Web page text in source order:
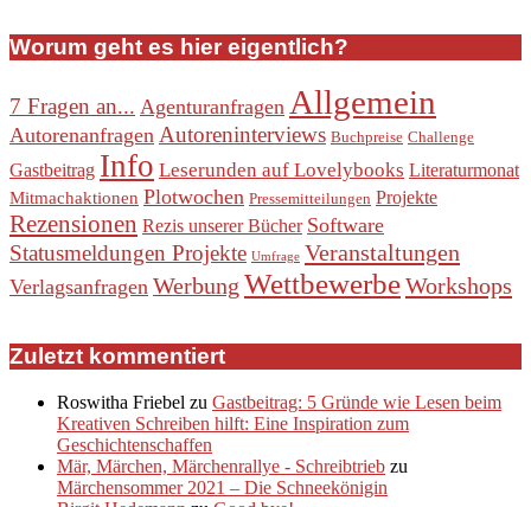
Worum geht es hier eigentlich?
7 Fragen an... Agenturanfragen Allgemein
Autorenanfragen Autoreninterviews Buchpreise Challenge
Gastbeitrag Info Leserunden auf Lovelybooks Literaturmonat
Mitmachaktionen Plotwochen Pressemitteilungen Projekte
Rezensionen Rezis unserer Bücher Software
Statusmeldungen Projekte Umfrage Veranstaltungen
Verlagsanfragen Werbung WettbewerbeWorkshops
Zuletzt kommentiert
Roswitha Friebel zu Gastbeitrag: 5 Gründe wie Lesen beim
Kreativen Schreiben hilft: Eine Inspiration zum
Geschichtenschaffen
Mär, Märchen, Märchenrallye - Schreibtrieb zu
Märchensommer 2021 – Die Schneekönigin